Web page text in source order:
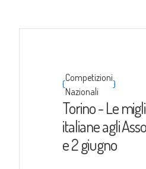
{
Competizioni
Nazionali
}
Torino - Le
italiane agli
e 2 giugno